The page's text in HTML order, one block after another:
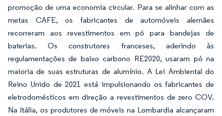
promoção de uma economia circular. Para se alinhar com as
metas CAFE, os fabricantes de automóveis alemães
recorreram aos revestimentos em pó para bandejas de
baterias. Os construtores franceses, aderindo às
regulamentações de baixo carbono RE2020, usaram pó na
maioria de suas estruturas de alumínio. A Lei Ambiental do
Reino Unido de 2021 está impulsionando os fabricantes de
eletrodomésticos em direção a revestimentos de zero COV.
Na Itália, os produtores de móveis na Lombardia alcançaram